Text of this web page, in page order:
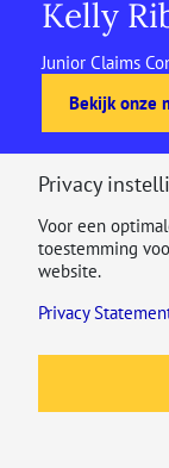
Kelly
Junior Claims
Bekijk onze
Privacy
Voor een
toestemming
website.
Privacy